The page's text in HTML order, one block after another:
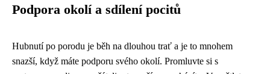
Podpora okolí a sdílení pocitů
Hubnutí po porodu je běh na dlouhou trať a je to mnohem
snazší, když máte podporu svého okolí. Promluvte si s